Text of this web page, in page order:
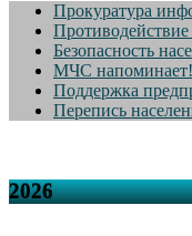
Прокуратура
Безопасность
МЧС напоминает!
Поддержка
Перепись
2026